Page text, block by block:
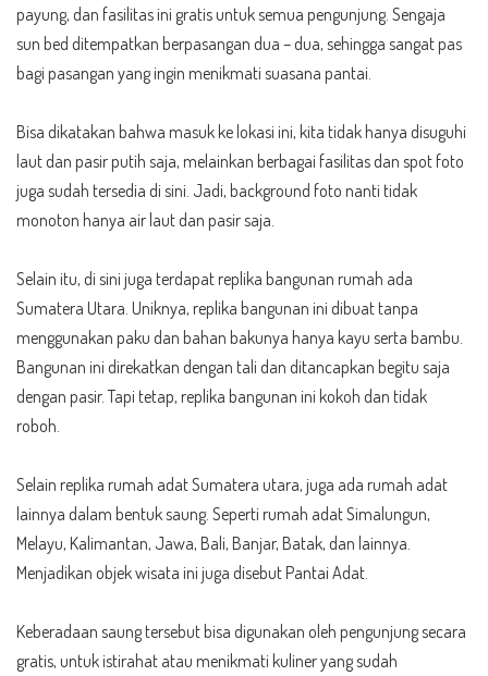
payung, dan fasilitas ini gratis untuk semua pengunjung. Sengaja
sun bed ditempatkan berpasangan dua – dua, sehingga sangat pas
bagi pasangan yang ingin menikmati suasana pantai.
Bisa dikatakan bahwa masuk ke lokasi ini, kita tidak hanya disuguhi
laut dan pasir putih saja, melainkan berbagai fasilitas dan spot foto
juga sudah tersedia di sini. Jadi, background foto nanti tidak
monoton hanya air laut dan pasir saja.
Selain itu, di sini juga terdapat replika bangunan rumah ada
Sumatera Utara. Uniknya, replika bangunan ini dibuat tanpa
menggunakan paku dan bahan bakunya hanya kayu serta bambu.
Bangunan ini direkatkan dengan tali dan ditancapkan begitu saja
dengan pasir. Tapi tetap, replika bangunan ini kokoh dan tidak
roboh.
Selain replika rumah adat Sumatera utara, juga ada rumah adat
lainnya dalam bentuk saung. Seperti rumah adat Simalungun,
Melayu, Kalimantan, Jawa, Bali, Banjar, Batak, dan lainnya.
Menjadikan objek wisata ini juga disebut Pantai Adat.
Keberadaan saung tersebut bisa digunakan oleh pengunjung secara
gratis, untuk istirahat atau menikmati kuliner yang sudah